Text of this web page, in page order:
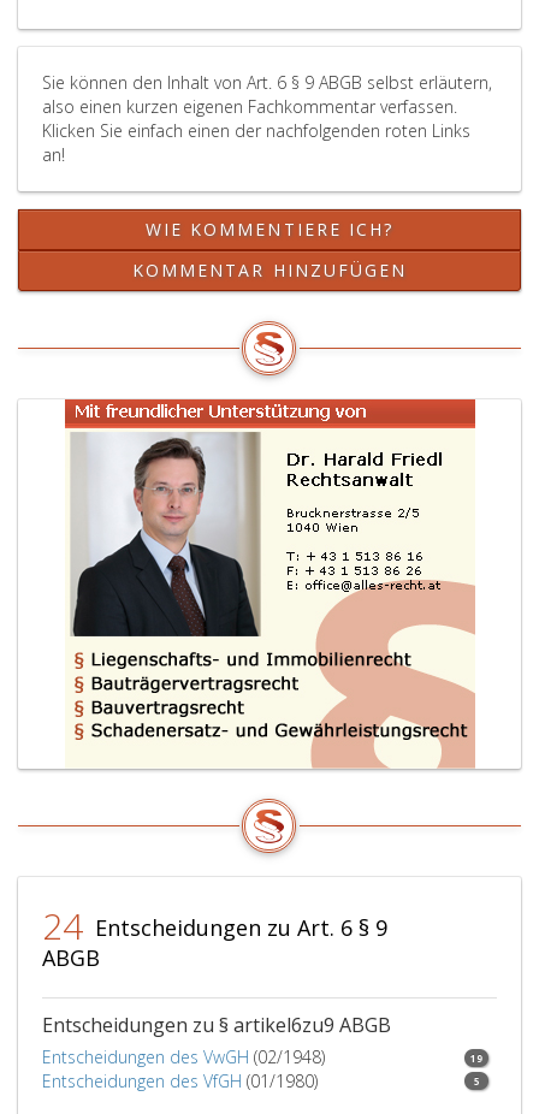
aber
Kind
dadurch
gänzlich
seiner
bisherigen
Umgebung
entfernt
worden,
Verfügung
dem
Paragraph
176,
a
ABGB
in
der
Fassung
dieses
Bundesgesetzes.
Sie können den Inhalt von Art. 6 § 9 ABGB selbst erläutern,
also einen kurzen eigenen Fachkommentar verfassen.
Klicken Sie einfach einen der nachfolgenden roten Links
an!
WIE KOMMENTIERE ICH?
KOMMENTAR HINZUFÜGEN
24 Entscheidungen zu Art. 6 § 9
ABGB
Entscheidungen zu § artikel6zu9 ABGB
Entscheidungen des VwGH (02/1948) 19
Entscheidungen des VfGH (01/1980) 5